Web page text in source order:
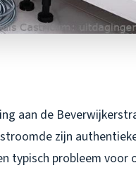
aan de
zijn
typisch probleem voor